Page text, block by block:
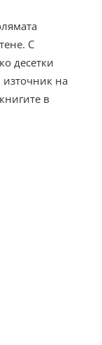
С
десетки
източник на
в